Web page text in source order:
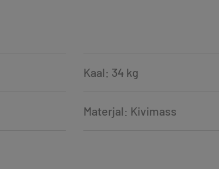
Kaal: 34 kg
Materjal: Kivimass